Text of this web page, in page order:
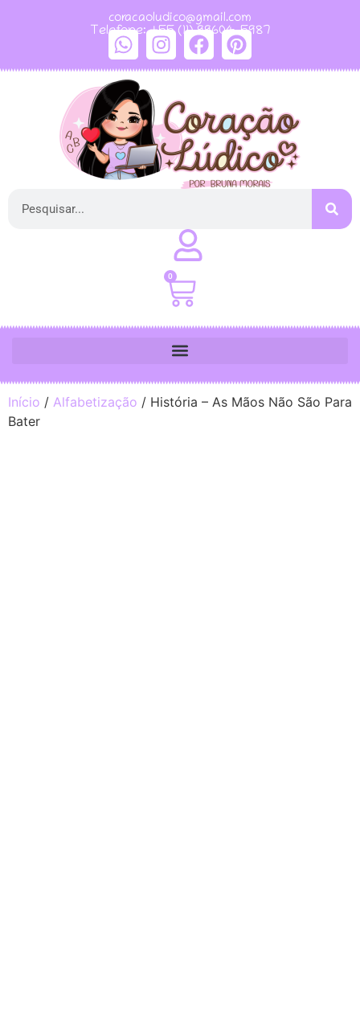
coracaoludico@gmail.com
Telefone: +55 (11) 99604-5987
0
Início / Alfabetização / História – As Mãos Não São Para
Bater